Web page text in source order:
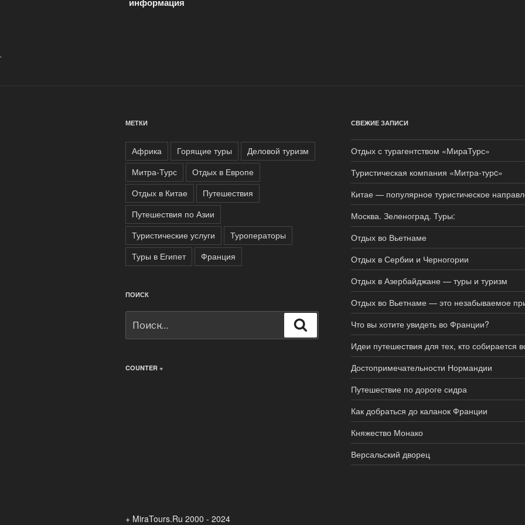
.
МЕТКИ
Африка Горящие туры
Деловой туризм
Митра-Турс
Отдых в Европе
Отдых в Китае
Путешествия
Путешествия по Азии
Туристические услуги
Туроператоры
Туры в Египет
Франция
ПОИСК
COUNTER +
СВЕЖИЕ ЗАПИСИ
Отдых с турагентством «МираТурс»
Туристическая компания «Митра-турc»
Китае — популярное туристическое
Москва. Зеленоград. Туры:
Отдых во Вьетнаме
Отдых в Сербии и Черногории
Отдых в Азербайджане — туры и туризм
Отдых во Вьетнаме — это незабываемое
Что вы хотите увидеть во Франции?
Идеи путешествия для тех, кто собирается
Достопримечательности Нормандии
Путешествие по дороге сидра
Как добраться до каланок Франции
Княжество Монако
Версальский дворец
+ MiraTours.Ru 2000 - 2024